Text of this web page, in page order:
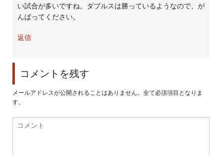
い試合が多いですね。ダブルスは勝っているようなので、が
んばってください。
返信
コメントを残す
メールアドレスが公開されることはありません。全て必須項目となりま
す。